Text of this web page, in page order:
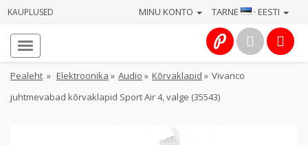
KAUPLUSED TARNE · EESTI
MINU KONTO
Pealeht » Elektroonika » Audio » Kõrvaklapid » Vivanco
juhtmevabad kõrvaklapid Sport Air 4, valge (35543)
Info
Teenused